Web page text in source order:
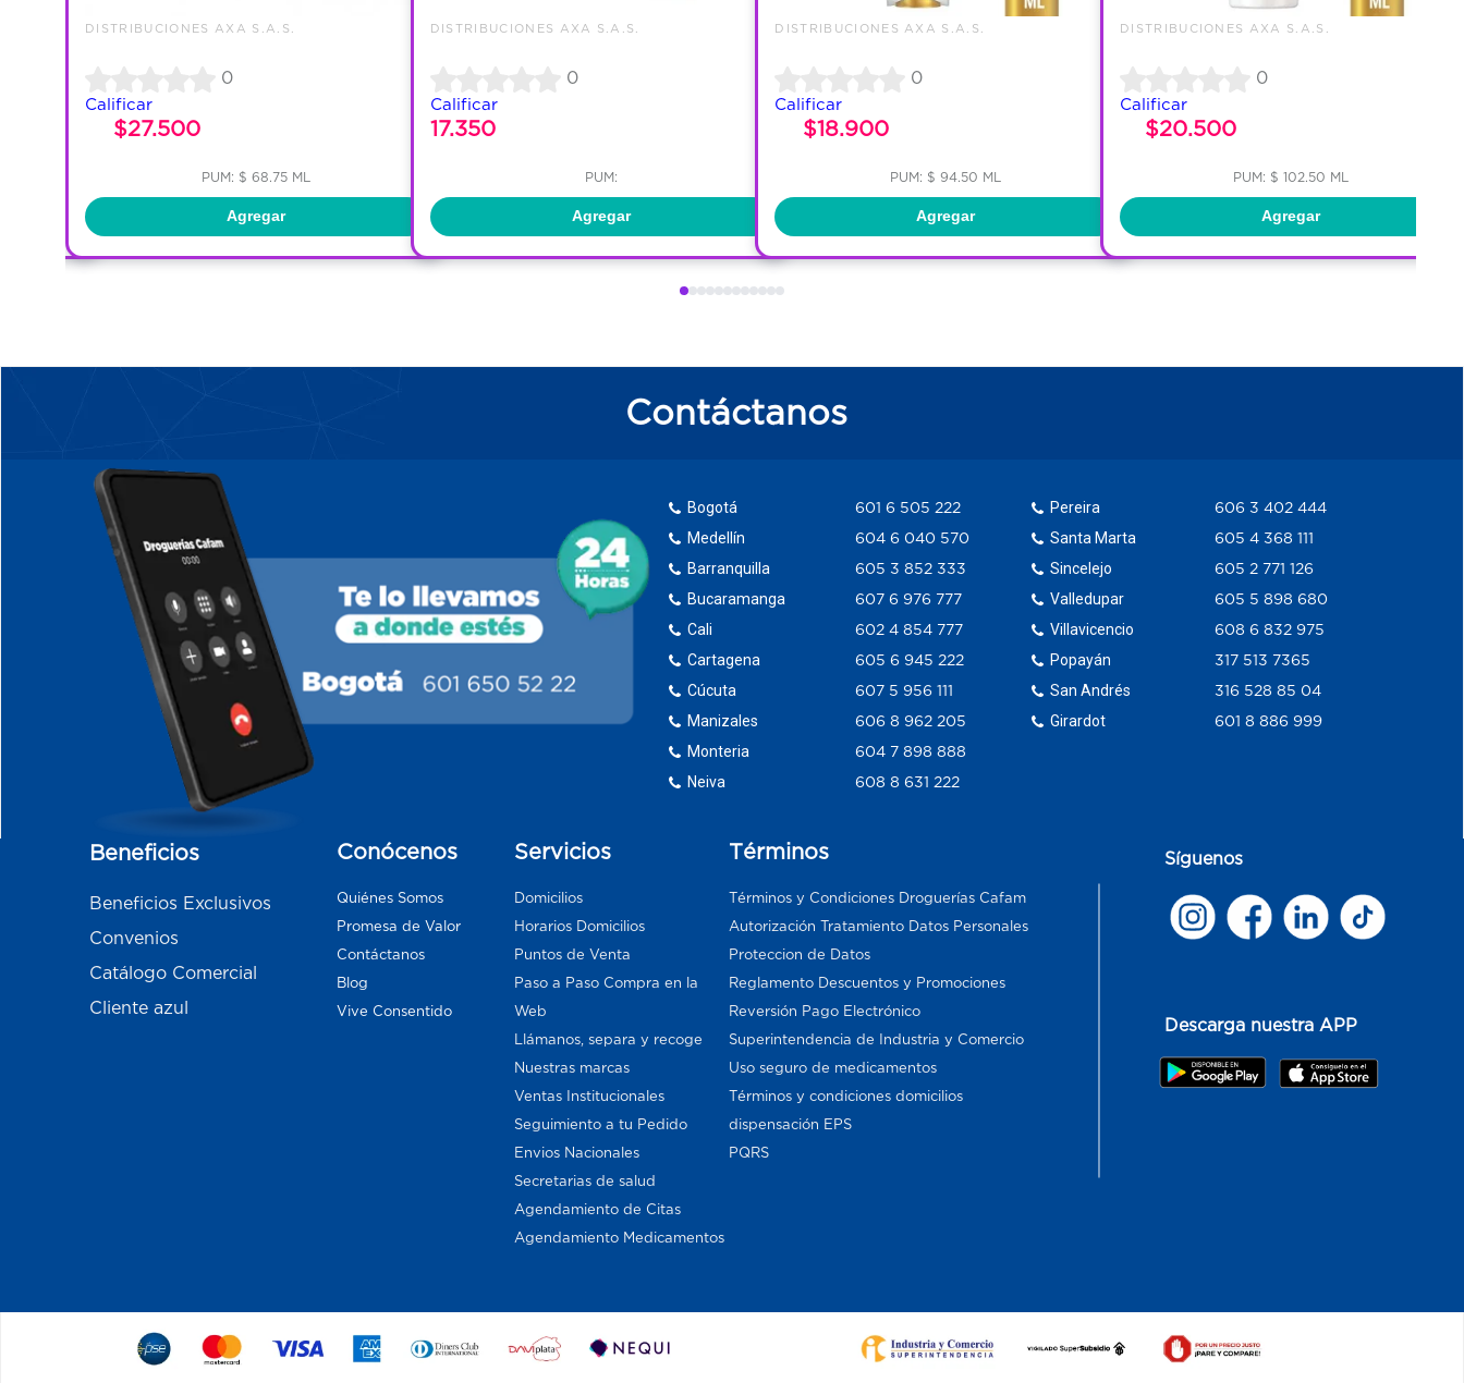
DISTRIBUCIONES AXA S.A.S.
0
Calificar
$27.500
PUM: $ 68.75 ML
Agregar
DISTRIBUCIONES AXA S.A.S.
0
Calificar
17.350
PUM:
Agregar
DISTRIBUCIONES AXA S.A.S.
0
Calificar
$18.900
PUM: $ 94.50 ML
Agregar
DISTRIBUCIONES AXA S.A.S.
0
Calificar
$20.500
PUM: $ 102.50 ML
Agregar
Contáctanos
Bogotá
Medellín
Barranquilla
Bucaramanga
Cali
Cartagena
Cúcuta
Manizales
Monteria
Neiva
601 6 505 222
604 6 040 570
605 3 852 333
607 6 976 777
602 4 854 777
605 6 945 222
607 5 956 111
606 8 962 205
604 7 898 888
608 8 631 222
Pereira
Santa Marta
Sincelejo
Valledupar
Villavicencio
Popayán
San Andrés
Girardot
606 3 402 444
605 4 368 111
605 2 771 126
605 5 898 680
608 6 832 975
317 513 7365
316 528 85 04
601 8 886 999
Beneficios
Beneficios Exclusivos
Convenios
Catálogo Comercial
Cliente azul
Conócenos
Quiénes Somos
Promesa de Valor
Contáctanos
Blog
Vive Consentido
Servicios
Domicilios
Horarios Domicilios
Puntos de Venta
Paso a Paso Compra en la
Web
Llámanos, separa y recoge
Nuestras marcas
Ventas Institucionales
Seguimiento a tu Pedido
Envios Nacionales
Secretarias de salud
Agendamiento de Citas
Agendamiento Medicamentos
Términos
Términos y Condiciones Droguerías Cafam
Autorización Tratamiento Datos Personales
Proteccion de Datos
Reglamento Descuentos y Promociones
Reversión Pago Electrónico
Superintendencia de Industria y Comercio
Uso seguro de medicamentos
Términos y condiciones domicilios
dispensación EPS
PQRS
Síguenos
Descarga nuestra APP